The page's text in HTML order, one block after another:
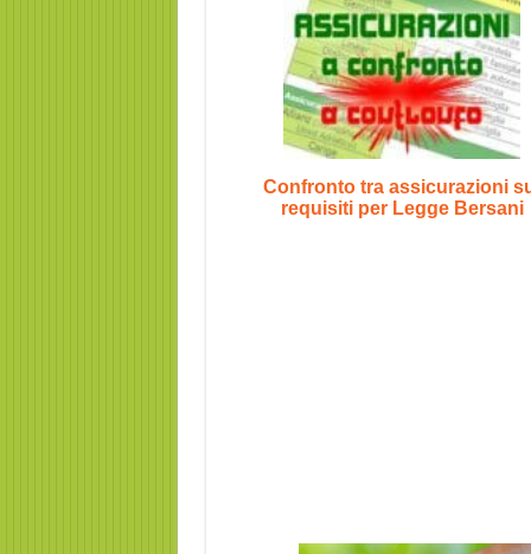
Confronto tra assicurazioni
requisiti per Legge Bersani